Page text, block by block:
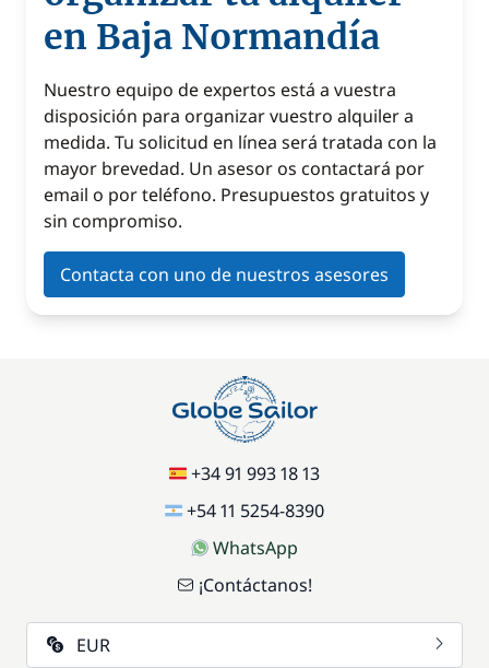
en Baja Normandía
Nuestro equipo de expertos está a vuestra
disposición para organizar vuestro alquiler a
medida. Tu solicitud en línea será tratada con la
mayor brevedad. Un asesor os contactará por
email o por teléfono. Presupuestos gratuitos y
sin compromiso.
Contacta con uno de nuestros asesores
+34 91 993 18 13
+54 11 5254-8390
WhatsApp
¡Contáctanos!
EUR